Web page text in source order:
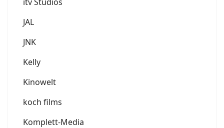
JAL
JNK
Kelly
Kinowelt
koch films
Komplett-Media